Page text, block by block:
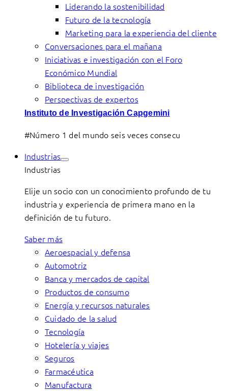
Liderando la sostenibilidad
Futuro de la tecnología
Marketing para la experiencia del cliente
Conversaciones para el mañana
Iniciativas e investigación con el Foro
Económico Mundial
Biblioteca de investigación
Perspectivas de expertos
Instituto de Investigación Capgemini
#Número 1 del mundo seis veces consecu
Industrias
Industrias
Elije un socio con un conocimiento profundo de tu
industria y experiencia de primera mano en la
definición de tu futuro.
Saber más
Aeroespacial y defensa
Automotriz
Banca y mercados de capital
Productos de consumo
Energía y recursos naturales
Cuidado de la salud
Tecnología
Hotelería y viajes
Seguros
Farmacéutica
Manufactura